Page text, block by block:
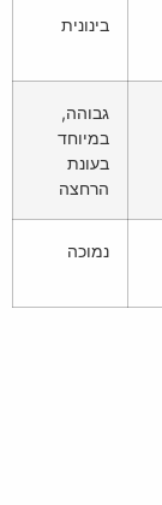
בינונית
גבוהה,
במיוחד
בעונת
הרחצה
נמוכה